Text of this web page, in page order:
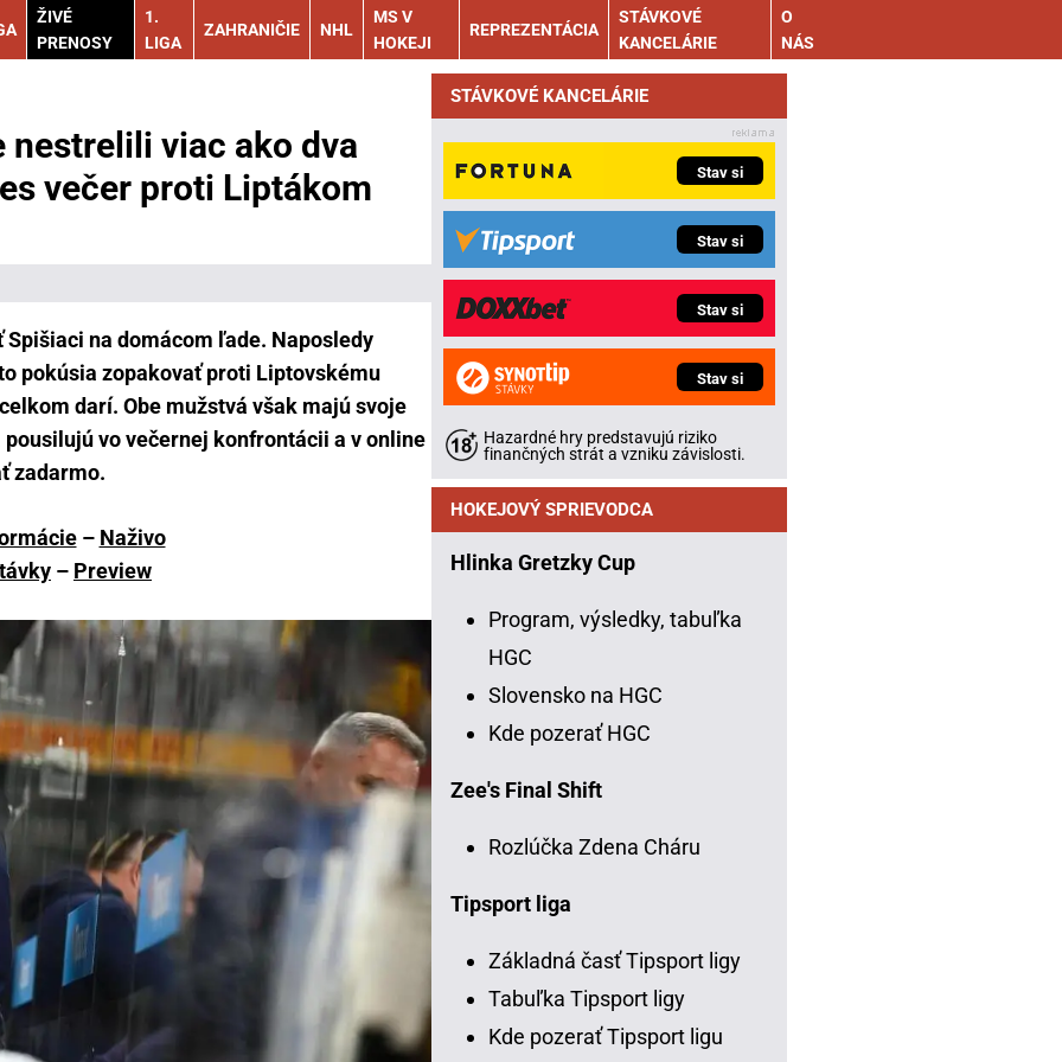
ŽIVÉ
PRENOSY
1.
LIGA
ZAHRANIČIE NHL
MS V
HOKEJI
REPREZENTÁCIA
STÁVKOVÉ
KANCELÁRIE
O
NÁS
nestrelili viac ako dva
večer proti Liptákom
na domácom ľade. Naposledy
pokúsia zopakovať proti Liptovskému
darí. Obe mužstvá však majú svoje
vo večernej konfrontácii a v online
zadarmo.
– Naživo
– Preview
STÁVKOVÉ KANCELÁRIE
Stav si
Stav si
Stav si
Stav si
Hazardné hry predstavujú riziko
finančných strát a vzniku závislosti.
HOKEJOVÝ SPRIEVODCA
Hlinka Gretzky Cup
Program, výsledky, tabuľka
HGC
Slovensko na HGC
Kde pozerať HGC
Zee's Final Shift
Rozlúčka Zdena Cháru
Tipsport liga
Základná časť Tipsport ligy
Tabuľka Tipsport ligy
Kde pozerať Tipsport ligu